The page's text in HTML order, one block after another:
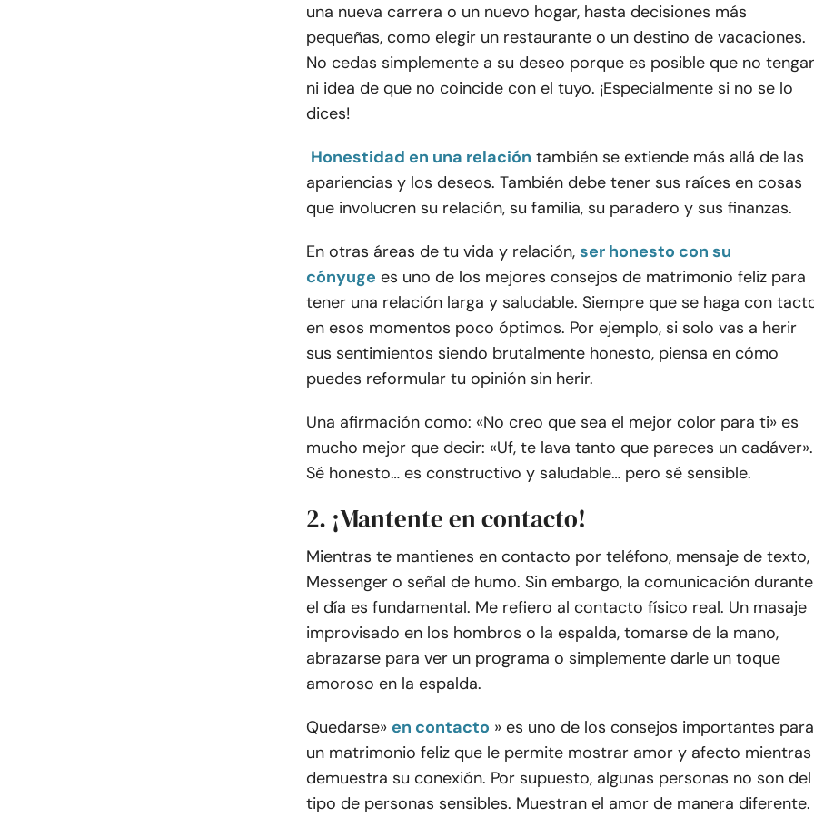
una nueva carrera o un nuevo hogar, hasta decisiones más
pequeñas, como elegir un restaurante o un destino de vacaciones.
No cedas simplemente a su deseo porque es posible que no
ni idea de que no coincide con el tuyo. ¡Especialmente si no se lo
dices!
Honestidad en una relación también se extiende más allá de las
apariencias y los deseos. También debe tener sus raíces en cosas
que involucren su relación, su familia, su paradero y sus finanzas.
En otras áreas de tu vida y relación, ser honesto con su
cónyuge es uno de los mejores consejos de matrimonio feliz para
tener una relación larga y saludable. Siempre que se haga con
en esos momentos poco óptimos. Por ejemplo, si solo vas a herir
sus sentimientos siendo brutalmente honesto, piensa en cómo
puedes reformular tu opinión sin herir.
Una afirmación como: «No creo que sea el mejor color para ti» es
mucho mejor que decir: «Uf, te lava tanto que pareces un cadáver».
Sé honesto… es constructivo y saludable… pero sé sensible.
2. ¡Mantente en contacto!
Mientras te mantienes en contacto por teléfono, mensaje de texto,
Messenger o señal de humo. Sin embargo, la comunicación durante
el día es fundamental. Me refiero al contacto físico real. Un masaje
improvisado en los hombros o la espalda, tomarse de la mano,
abrazarse para ver un programa o simplemente darle un toque
amoroso en la espalda.
Quedarse» en contacto » es uno de los consejos importantes para
un matrimonio feliz que le permite mostrar amor y afecto mientras
demuestra su conexión. Por supuesto, algunas personas no son del
tipo de personas sensibles. Muestran el amor de manera diferente.